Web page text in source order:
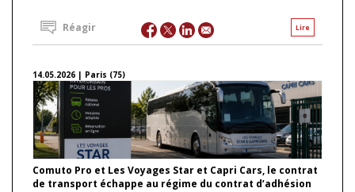
Lire
Réagir
14.05.2026 | Paris (75)
Comuto Pro et Les Voyages Star et Capri Cars, le contrat
de transport échappe au régime du contrat d’adhésion